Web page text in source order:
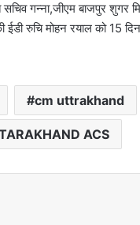
गन्ना,जीएम बाजपुर शुगर
रुचि मोहन रयाल को 15
cm uttrakhand
ACS